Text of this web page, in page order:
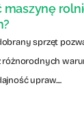
maszynę
sprzęt
upraw....